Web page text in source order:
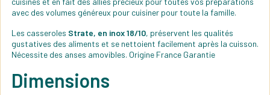
avec des volumes généreux pour cuisiner pour toute la famille.
Les casseroles Strate, en inox 18/10, préservent les qualités
gustatives des aliments et se nettoient facilement après la cuisson.
Nécessite des anses amovibles. Origine France Garantie
Dimensions